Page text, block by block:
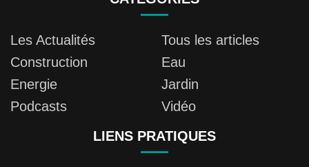
Les Actualités
Tous les articles
Construction
Eau
Energie
Jardin
Podcasts
Vidéo
LIENS PRATIQUES